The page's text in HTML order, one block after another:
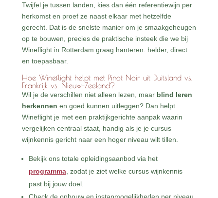
Twijfel je tussen landen, kies dan één referentiewijn per
herkomst en proef ze naast elkaar met hetzelfde
gerecht. Dat is de snelste manier om je smaakgeheugen
op te bouwen, precies de praktische insteek die we bij
Wineflight in Rotterdam graag hanteren: helder, direct
en toepasbaar.
Hoe Wineflight helpt met Pinot Noir uit Duitsland vs.
Frankrijk vs. Nieuw-Zeeland?
Wil je de verschillen niet alleen lezen, maar blind leren
herkennen en goed kunnen uitleggen? Dan helpt
Wineflight je met een praktijkgerichte aanpak waarin
vergelijken centraal staat, handig als je je cursus
wijnkennis gericht naar een hoger niveau wilt tillen.
Bekijk ons totale opleidingsaanbod via het
programma, zodat je ziet welke cursus wijnkennis
past bij jouw doel.